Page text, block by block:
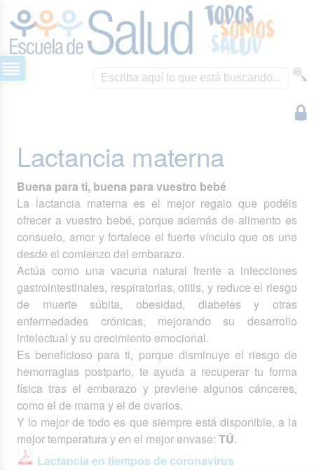
Lactancia materna
Buena para ti, buena para vuestro bebé
La lactancia materna es el mejor regalo que podéis
ofrecer a vuestro bebé, porque además de alimento es
consuelo, amor y fortalece el fuerte vínculo que os une
desde el comienzo del embarazo.
Actúa como una vacuna natural frente a infecciones
gastrointestinales, respiratorias, otitis, y reduce el riesgo
de muerte súbita, obesidad, diabetes y otras
enfermedades crónicas, mejorando su desarrollo
intelectual y su crecimiento emocional.
Es beneficioso para ti, porque disminuye el riesgo de
hemorragias postparto, te ayuda a recuperar tu forma
física tras el embarazo y previene algunos cánceres,
como el de mama y el de ovarios.
Y lo mejor de todo es que siempre está disponible, a la
mejor temperatura y en el mejor envase:TÚ.
Lactancia en tiempos de coronavirus